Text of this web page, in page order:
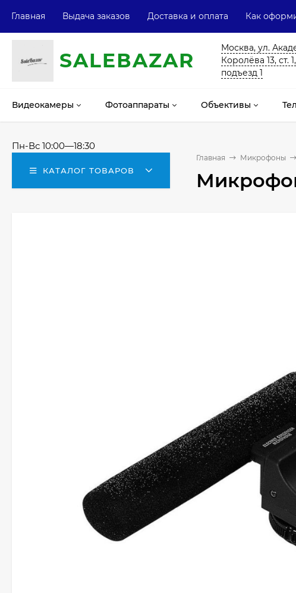
Главная Выдача заказов Доставка и оплата Как
SALEВAZAR
Москва, ул.
Королёва 13, ст. 1,
подъезд 1
Видеокамеры Фотоаппараты Объективы
Пн-Вс 10:00—18:30
КАТАЛОГ ТОВАРОВ
Главная Микрофоны